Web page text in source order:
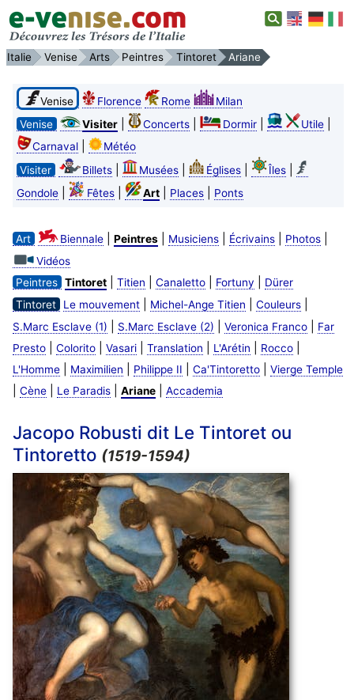
Italie Venise Arts Peintres Tintoret Ariane
Venise Florence Rome
Milan
Venise
Visiter| Concerts| Dormir| Utile|
Carnaval|
Météo
Visiter
Billets| Musées| Églises| Îles|
Gondole| Fêtes| Art| Places| Ponts
Art Biennale| Peintres| Musiciens| Écrivains| Photos|
Vidéos
Peintres Tintoret| Titien Canaletto| Fortuny
Dürer
Tintoret
Le mouvement| Michel-Ange Titien Couleurs|
S.Marc Esclave (1) S.Marc Esclave (2) Veronica Franco|
Far
Presto| Colorito| Vasari| Translation L'Arétin Rocco|
L'Homme| Maximilien Philippe II Ca'Tintoretto| Vierge Temple
Cène| Le Paradis| Ariane| Accademia
Jacopo Robusti dit Le Tintoret ou
Tintoretto (1519-1594)